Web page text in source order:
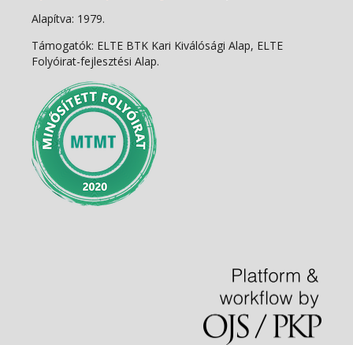
Alapítva: 1979.
Támogatók: ELTE BTK Kari Kiválósági Alap, ELTE
Folyóirat-fejlesztési Alap.